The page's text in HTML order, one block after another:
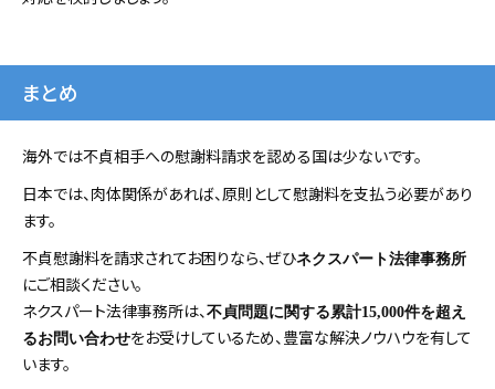
まとめ
海外では不貞相手への慰謝料請求を認める国は少ないです。
日本では、肉体関係があれば、原則として慰謝料を支払う必要があり
ます。
不貞慰謝料を請求されてお困りなら、ぜひネクスパート法律事務所
にご相談ください。
ネクスパート法律事務所は、不貞問題に関する累計15,000件を超え
るお問い合わせをお受けしているため、豊富な解決ノウハウを有して
います。